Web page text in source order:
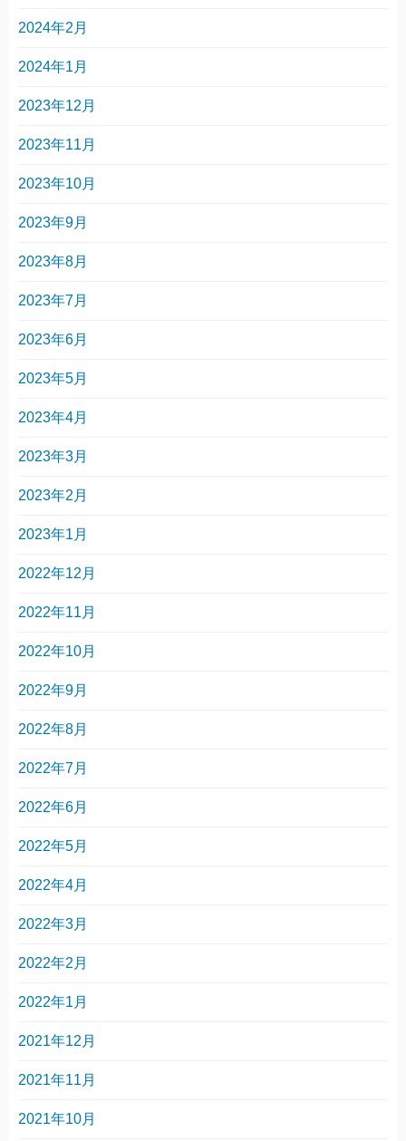
2024年2月
2024年1月
2023年12月
2023年11月
2023年10月
2023年9月
2023年8月
2023年7月
2023年6月
2023年5月
2023年4月
2023年3月
2023年2月
2023年1月
2022年12月
2022年11月
2022年10月
2022年9月
2022年8月
2022年7月
2022年6月
2022年5月
2022年4月
2022年3月
2022年2月
2022年1月
2021年12月
2021年11月
2021年10月